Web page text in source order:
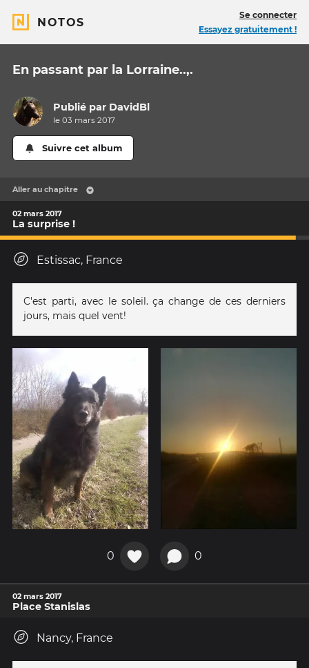
NOTOS
Se connecter
Essayez gratuitement !
En passant par la Lorraine..,.
Publié par DavidBl
le 03 mars 2017
Suivre cet album
Aller au chapitre
02 mars 2017
La surprise !
Estissac, France
C'est parti, avec le soleil. ça change de ces derniers
jours, mais quel vent!
0 0
02 mars 2017
Place Stanislas
Nancy, France